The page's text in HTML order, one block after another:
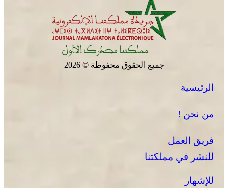
جميع الحقوق محفوظة © 2026
الرئيسية
من نحن !
فريق العمل
للنشر في مملكتنا
للإشهار